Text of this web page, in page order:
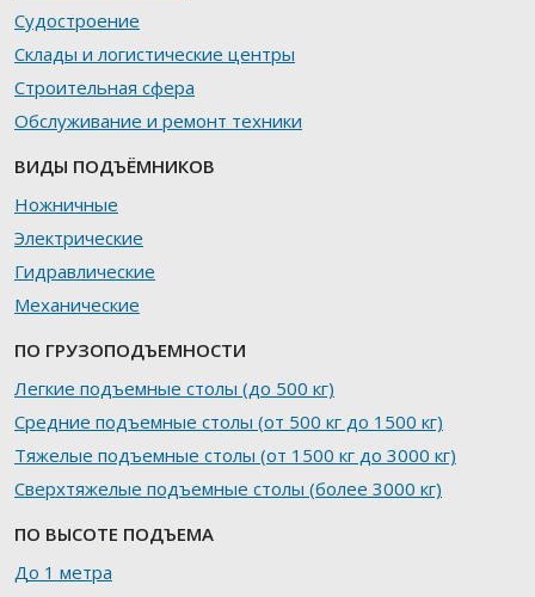
Судостроение
Склады и логистические центры
Строительная сфера
Обслуживание и ремонт техники
ВИДЫ ПОДЪЁМНИКОВ
Ножничные
Электрические
Гидравлические
Механические
ПО ГРУЗОПОДЪЕМНОСТИ
Легкие подъемные столы (до 500 кг)
Средние подъемные столы (от 500 кг до 1500 кг)
Тяжелые подъемные столы (от 1500 кг до 3000 кг)
Сверхтяжелые подъемные столы (более 3000 кг)
ПО ВЫСОТЕ ПОДЪЕМА
До 1 метра